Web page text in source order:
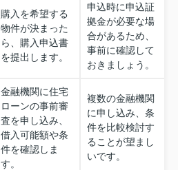
購入を希望する
物件が決まった
ら、購入申込書
を提出します。
申込時に申込証
拠金が必要な場
合があるため、
事前に確認して
おきましょう。
金融機関に住宅
ローンの事前審
査を申し込み、
借入可能額や条
件を確認しま
す。
複数の金融機関
に申し込み、条
件を比較検討す
ることが望まし
いです。